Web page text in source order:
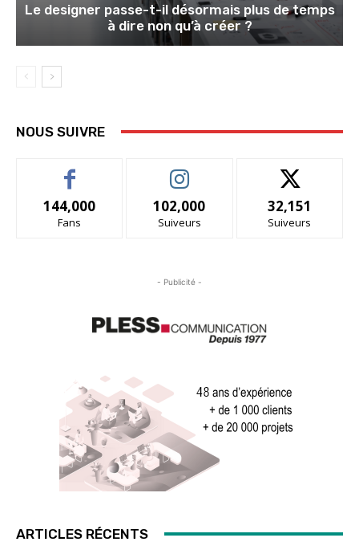
Le designer passe-t-il désormais plus de temps
à dire non qu’à créer ?
NOUS SUIVRE
144,000
Fans
102,000
Suiveurs
32,151
Suiveurs
- Publicité -
ARTICLES RÉCENTS